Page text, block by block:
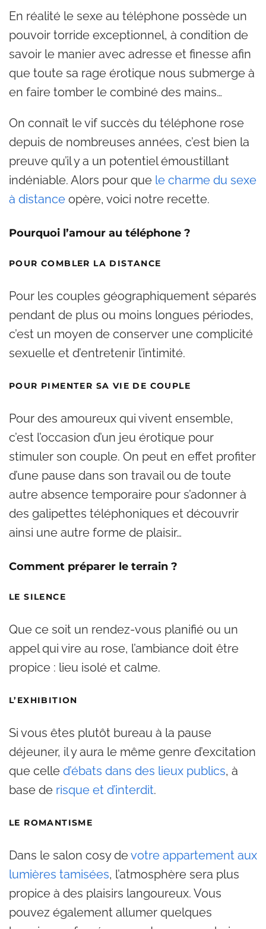
En réalité le sexe au téléphone possède un
pouvoir torride exceptionnel, à condition de
savoir le manier avec adresse et finesse afin
que toute sa rage érotique nous submerge à
en faire tomber le combiné des mains…
On connaît le vif succès du téléphone rose
depuis de nombreuses années, c’est bien la
preuve qu’il y a un potentiel émoustillant
indéniable. Alors pour que le charme du sexe
à distance opère, voici notre recette.
Pourquoi l’amour au téléphone ?
POUR COMBLER LA DISTANCE
Pour les couples géographiquement séparés
pendant de plus ou moins longues périodes,
c’est un moyen de conserver une complicité
sexuelle et d’entretenir l’intimité.
POUR PIMENTER SA VIE DE COUPLE
Pour des amoureux qui vivent ensemble,
c’est l’occasion d’un jeu érotique pour
stimuler son couple. On peut en effet profiter
d’une pause dans son travail ou de toute
autre absence temporaire pour s’adonner à
des galipettes téléphoniques et découvrir
ainsi une autre forme de plaisir…
Comment préparer le terrain ?
LE SILENCE
Que ce soit un rendez-vous planifié ou un
appel qui vire au rose, l’ambiance doit être
propice : lieu isolé et calme.
L’EXHIBITION
Si vous êtes plutôt bureau à la pause
déjeuner, il y aura le même genre d’excitation
que celle d’ébats dans des lieux publics, à
base de risque et d’interdit.
LE ROMANTISME
Dans le salon cosy devotre appartement aux
lumières tamisées, l’atmosphère sera plus
propice à des plaisirs langoureux. Vous
pouvez également allumer quelques